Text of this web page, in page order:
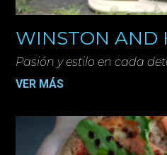
WINSTON AND
Pasión y estilo en cada
VER MÁS